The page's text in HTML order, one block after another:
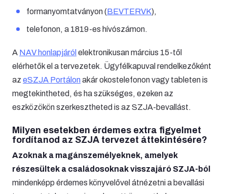
formanyomtatványon (BEVTERVK),
telefonon, a 1819-es hívószámon.
A NAV honlapjáról elektronikusan március 15-től
elérhetők el a tervezetek. Ügyfélkapuval rendelkezőként
az eSZJA Portálon akár okostelefonon vagy tableten is
megtekintheted, és ha szükséges, ezeken az
eszközökön szerkesztheted is az SZJA-bevallást.
Milyen esetekben érdemes extra figyelmet
fordítanod az SZJA tervezet áttekintésére?
Azoknak a magánszemélyeknek, amelyek
részesültek a családosoknak visszajáró SZJA-ból
mindenképp érdemes könyvelővel átnézetni a bevallási